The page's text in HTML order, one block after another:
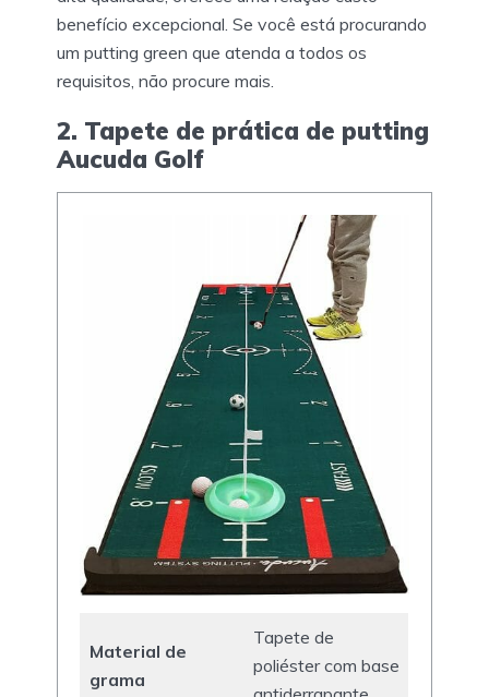
benefício excepcional. Se você está procurando
um putting green que atenda a todos os
requisitos, não procure mais.
2. Tapete de prática de putting
Aucuda Golf
Material de
grama
Tapete de
poliéster com base